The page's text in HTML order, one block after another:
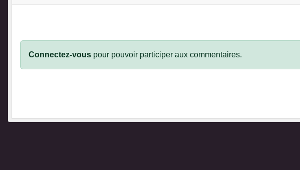
Connectez-vous pour pouvoir participer aux commentaires.